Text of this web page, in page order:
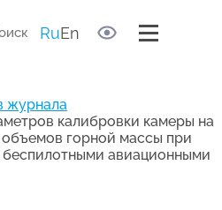
RuEn
статей
журнала
калибровки камеры на
объемов горной массы при
авиационными